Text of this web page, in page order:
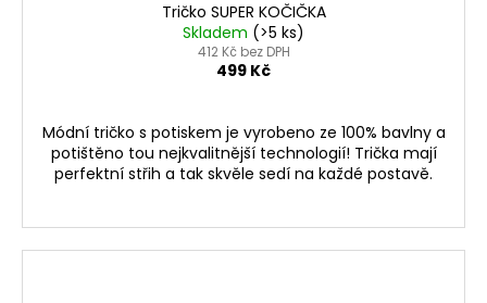
Tričko SUPER KOČIČKA
Skladem (>5 ks)
412 Kč bez DPH
499 Kč
Módní tričko s potiskem je vyrobeno ze 100% bavlny a
potištěno tou nejkvalitnější technologií! Trička mají
perfektní střih a tak skvěle sedí na každé postavě.